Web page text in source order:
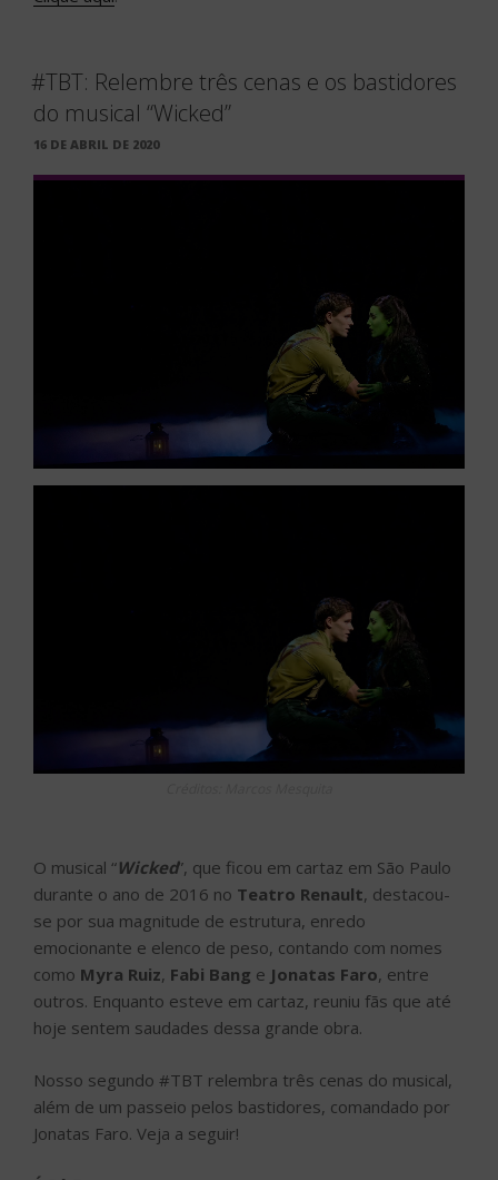
”, que ficou em cartaz em São Paulo
Teatro Renault
, destacou-
se por sua magnitude de estrutura, enredo
emocionante e elenco de peso, contando com nomes
Myra Ruiz Fabi Bange Jonatas Faro , entre
Nosso segundo #TBT relembra três cenas do musical,
além de um passeio pelos bastidores, comandado por
Jonatas Faro. Veja a seguir!
É Só Dançar
O número, interpretado por Jonatas Faro na pele de
Fiyero, mostra o momento em que o galã conquista os
seu jeito tranquilo de levar a vida.